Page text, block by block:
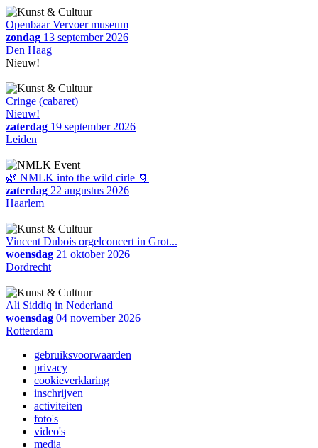
Openbaar Vervoer museum
zondag 13 september 2026
Den Haag
Nieuw!
Cringe (cabaret)
Nieuw!
zaterdag 19 september 2026
Leiden
🌿 NMLK into the wild cirle 🌀
zaterdag 22 augustus 2026
Haarlem
Vincent Dubois orgelconcert in Grot...
woensdag 21 oktober 2026
Dordrecht
Ali Siddiq in Nederland
woensdag 04 november 2026
Rotterdam
gebruiksvoorwaarden
privacy
cookieverklaring
inschrijven
activiteiten
foto's
video's
media